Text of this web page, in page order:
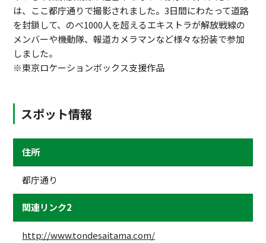
は、ここ都庁通りで撮影されました。3日間にわたって道路
を封鎖して、のべ1000人を超えるエキストラが解放戦線の
メンバーや機動隊、報道カメラマンなど様々な扮装で参加
しました。
※東京ロケーションボックス支援作品
スポット情報
住所
都庁通り
関連リンク2
http://www.tondesaitama.com/